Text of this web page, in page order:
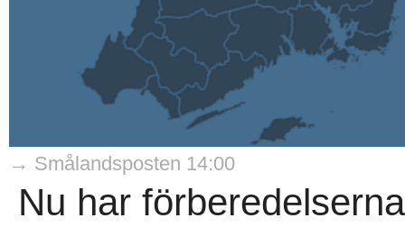
→ Smålandsposten 14:00
Nu har